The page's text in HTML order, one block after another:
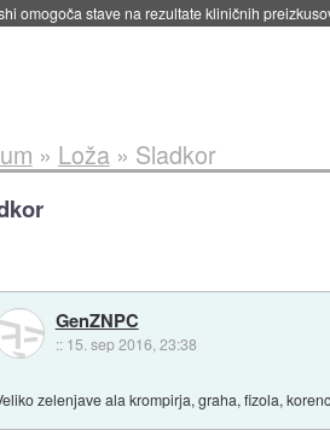
že prodal več kot polovico SSD-jev za
» Loža» Sladkor
GenZNPC
:: 15. sep 2016, 23:38
zelenjave ala krompirja, graha, fizola,